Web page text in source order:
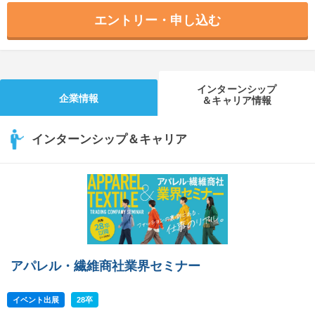
エントリー・申し込む
企業情報
インターンシップ
＆キャリア情報
インターンシップ＆キャリア
アパレル・繊維商社業界セミナー
イベント出展 28卒